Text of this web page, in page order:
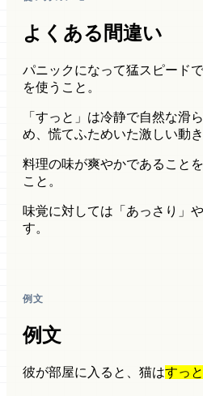
よくある間違い
パニックになって猛スピード
を使うこと。
「すっと」は冷静で自然な滑
め、慌てふためいた激しい動
料理の味が爽やかであること
こと。
味覚に対しては「あっさり」
す。
例文
例文
彼が部屋に入ると、猫はすっと